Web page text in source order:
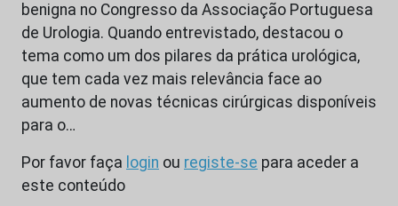
benigna no Congresso da Associação Portuguesa
de Urologia. Quando entrevistado, destacou o
tema como um dos pilares da prática urológica,
que tem cada vez mais relevância face ao
aumento de novas técnicas cirúrgicas disponíveis
para o…
Por favor faça login ou registe-se para aceder a
este conteúdo